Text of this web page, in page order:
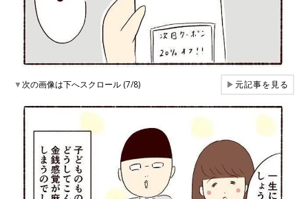
▼次の画像は下へスクロール (7/8) ▶元記事を見る